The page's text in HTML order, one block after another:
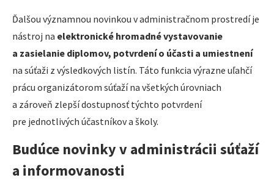
Ďalšou významnou novinkou v administračnom prostredí je
nástroj na elektronické hromadné vystavovanie
a zasielanie diplomov, potvrdení o účasti a umiestnení
na súťaži z výsledkových listín. Táto funkcia výrazne uľahčí
prácu organizátorom súťaží na všetkých úrovniach
a zároveň zlepší dostupnosť týchto potvrdení
pre jednotlivých účastníkov a školy.
Budúce novinky v administrácii súťaží
a informovanosti